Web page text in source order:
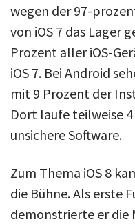
wegen der 97-
von iOS 7 das Lager
Prozent aller iOS-
iOS 7. Bei Android
mit 9 Prozent der
Dort laufe teilweise
unsichere Software.
Zum Thema iOS 8
die Bühne. Als erste
demonstrierte er die